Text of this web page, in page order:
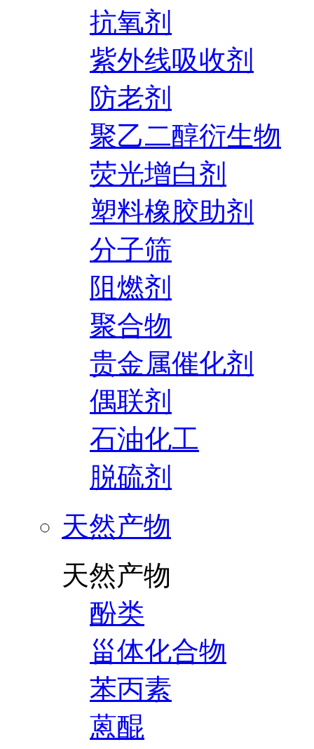
抗氧剂
紫外线吸收剂
防老剂
聚乙二醇衍生物
荧光增白剂
塑料橡胶助剂
分子筛
阻燃剂
聚合物
贵金属催化剂
偶联剂
石油化工
脱硫剂
天然产物
天然产物
酚类
甾体化合物
苯丙素
蒽醌